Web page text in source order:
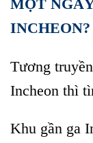
MỘT
INCHEON?
Tương
Incheon thì
Khu gần ga